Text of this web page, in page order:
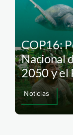
COP16:
Nacional
2050 y el
Noticias